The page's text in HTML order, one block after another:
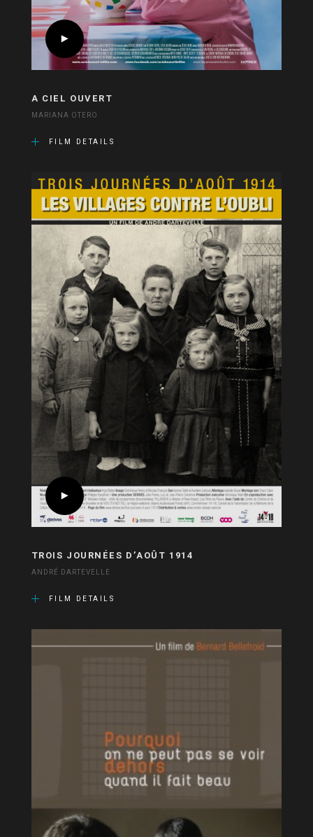
A CIEL OUVERT
MARIANA OTERO
FILM DETAILS
TROIS JOURNÉES D’AOÛT 1914
ANDRÉ DARTEVELLE
FILM DETAILS